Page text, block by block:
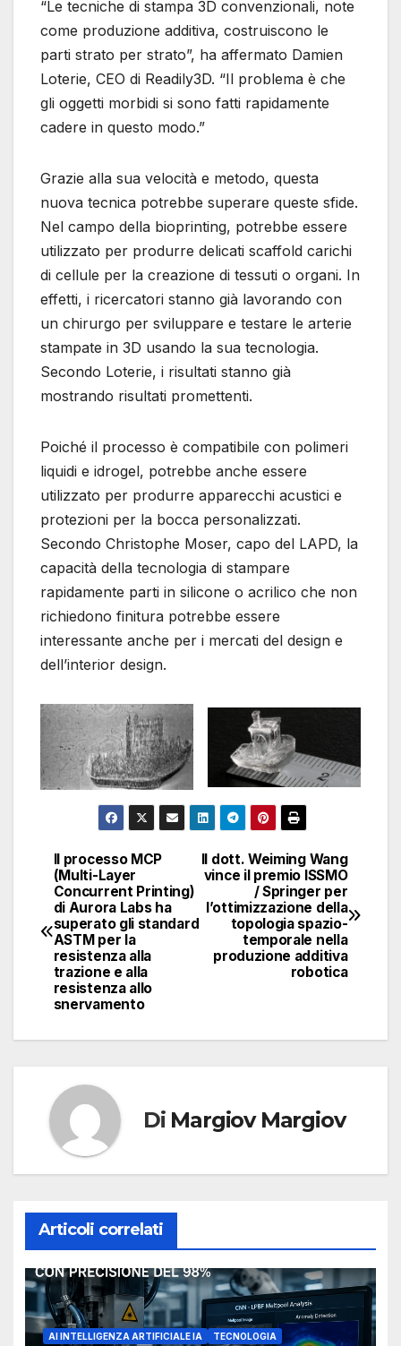
“Le tecniche di stampa 3D convenzionali, note
come produzione additiva, costruiscono le
parti strato per strato”, ha affermato Damien
Loterie, CEO di Readily3D. “Il problema è che
gli oggetti morbidi si sono fatti rapidamente
cadere in questo modo.”
Grazie alla sua velocità e metodo, questa
nuova tecnica potrebbe superare queste sfide.
Nel campo della bioprinting, potrebbe essere
utilizzato per produrre delicati scaffold carichi
di cellule per la creazione di tessuti o organi. In
effetti, i ricercatori stanno già lavorando con
un chirurgo per sviluppare e testare le arterie
stampate in 3D usando la sua tecnologia.
Secondo Loterie, i risultati stanno già
mostrando risultati promettenti.
Poiché il processo è compatibile con polimeri
liquidi e idrogel, potrebbe anche essere
utilizzato per produrre apparecchi acustici e
protezioni per la bocca personalizzati.
Secondo Christophe Moser, capo del LAPD, la
capacità della tecnologia di stampare
rapidamente parti in silicone o acrilico che non
richiedono finitura potrebbe essere
interessante anche per i mercati del design e
dell’interior design.
Navigazione
articoli
Il dott. Weiming Wang
vince il premio ISSMO
/ Springer per
l’ottimizzazione della
topologia spazio-
temporale nella
produzione additiva
robotica
Il processo MCP
(Multi-Layer
Concurrent Printing)
di Aurora Labs ha
superato gli standard
ASTM per la
resistenza alla
trazione e alla
resistenza allo
snervamento
Di Margiov Margiov
Articoli correlati
AI INTELLIGENZA ARTIFICIALE IA TECNOLOGIA